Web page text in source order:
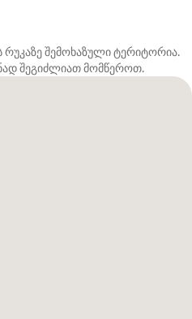
რუკაზე შემოხაზული ტერიტორია.
შეგიძლიათ მომწეროთ.